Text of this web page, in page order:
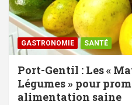
GASTRONOMIE SANTÉ
Port-Gentil : Les «
Légumes » pour
alimentation saine